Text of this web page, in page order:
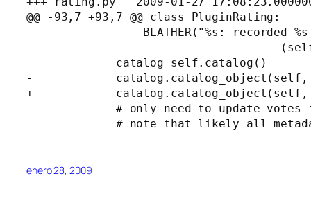
@@ -93,7 +93,7 @@ class PluginRating:
BLATHER("%s: recorded
             catalog=self.catalog()
-
+            catalog.catalog_object(self,
# only need to update votes
# note that likely all
enero 28, 2009